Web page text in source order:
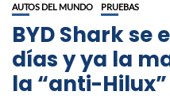
AUTOS DEL MUNDO PRUEBAS
BYD Shark se
días y ya la
la “anti-